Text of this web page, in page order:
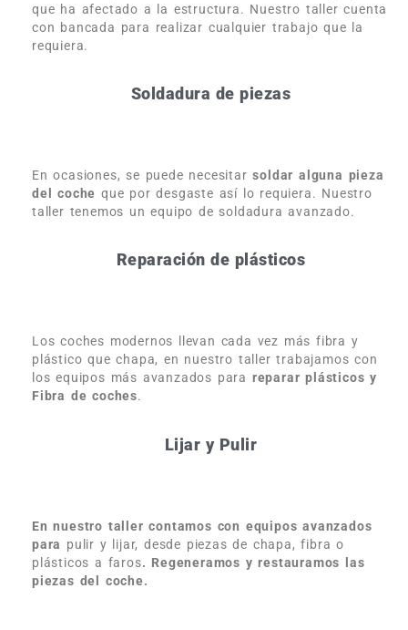
que ha afectado a la estructura. Nuestro taller cuenta
con bancada para realizar cualquier trabajo que la
requiera.
Soldadura de piezas
En ocasiones, se puede necesitarsoldar alguna pieza
del coche que por desgaste así lo requiera. Nuestro
taller tenemos un equipo de soldadura avanzado.
Reparación de plásticos
Los coches modernos llevan cada vez más fibra y
plástico que chapa, en nuestro taller trabajamos con
los equipos más avanzados para reparar plásticos y
Fibra de coches.
Lijar y Pulir
En nuestro taller contamos con equipos avanzados
para pulir y lijar, desde piezas de chapa, fibra o
plásticos a faros. Regeneramos y restauramos las
piezas del coche.